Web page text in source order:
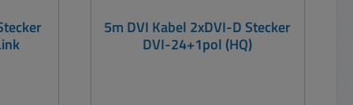
auf
5m DVI Kabel 2xDVI-D Stecker
DVI-24+1pol (HQ)